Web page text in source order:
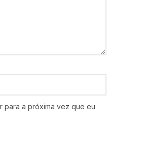
para a próxima vez que eu